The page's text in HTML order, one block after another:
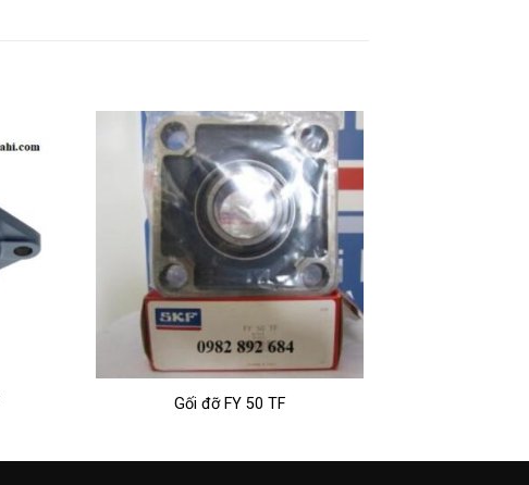
Gối đỡ FY 50 TF